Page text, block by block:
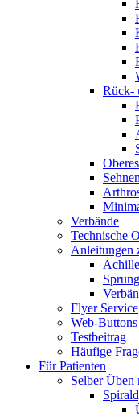
Rück-
Sehnen
Verbände
Technische
Anleitungen
Flyer Service
Web-Buttons
Testbeitrag
Häufige
Für Patienten
Selber